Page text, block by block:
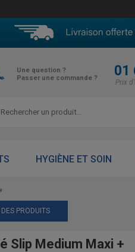
Une question ?
Passer une commande ?
01
Prix
HYGIÈNE ET SOIN
PRODUITS
Slip Medium Maxi +